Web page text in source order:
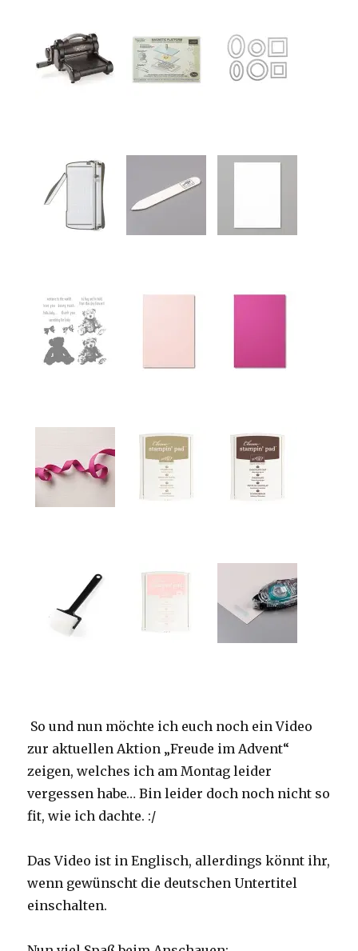
So und nun möchte ich euch noch ein Video
zur aktuellen Aktion „Freude im Advent“
zeigen, welches ich am Montag leider
vergessen habe… Bin leider doch noch nicht so
fit, wie ich dachte. :/
Das Video ist in Englisch, allerdings könnt ihr,
wenn gewünscht die deutschen Untertitel
einschalten.